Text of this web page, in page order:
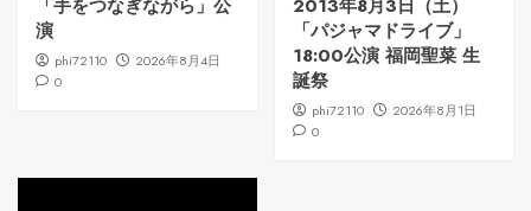
「手をつなぎながら」公
演
phi72110
2026年8月4日
0
2013年8月3日（土）
「パジャマドライブ」
18:00公演 福岡聖菜 生
誕祭
phi72110
2026年8月1日
0